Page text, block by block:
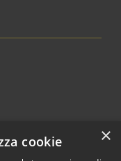
×
cookie